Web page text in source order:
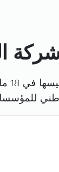
2004 برأس مال قدره